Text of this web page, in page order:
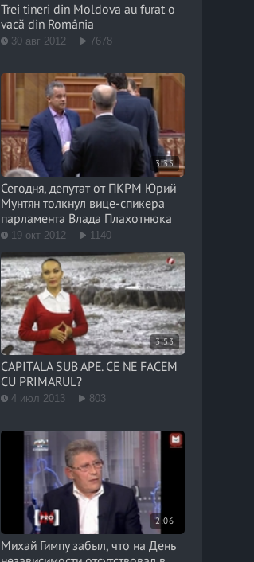
Trei tineri din Moldova au furat o
vacă din România
30 авг 2012 7678
3:35
Сегодня, депутат от ПКРМ Юрий
Мунтян толкнул вице-спикера
парламента Влада Плахотнюка
19 окт 2012 1140
3:53
CAPITALA SUB APE. CE NE FACEM
CU PRIMARUL?
4 июл 2013 803
2:06
Михай Гимпу забыл, что на День